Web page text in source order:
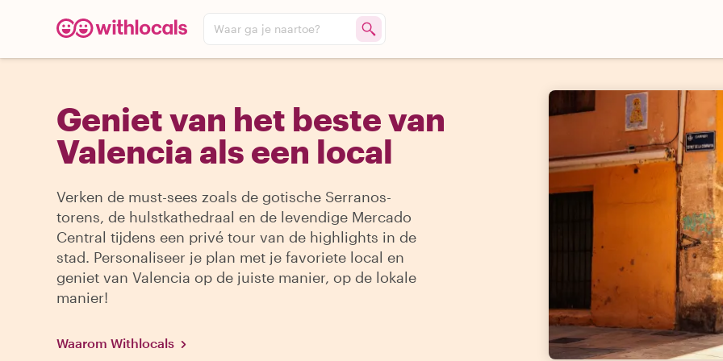
Waar ga je naartoe?
Geniet van het beste van
Valencia als een local
Verken de must-sees zoals de gotische Serranos-
torens, de hulstkathedraal en de levendige Mercado
Central tijdens een privé tour van de highlights in de
stad. Personaliseer je plan met je favoriete local en
geniet van Valencia op de juiste manier, op de lokale
manier!
Waarom Withlocals